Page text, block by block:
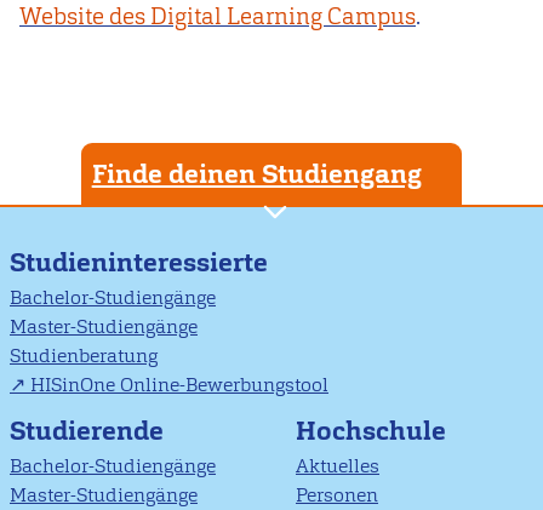
Website des Digital Learning Campus.
Finde deinen Studiengang
Studieninteressierte
Bachelor-Studiengänge
Master-Studiengänge
Studienberatung
HISinOne Online-Bewerbungstool
Studierende
Bachelor-Studiengänge
Master-Studiengänge
Hochschule
Aktuelles
Personen